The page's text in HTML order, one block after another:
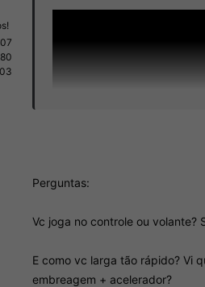
Perguntas:
Vc joga no controle ou volante?
E como vc larga tão rápido? Vi
embreagem + acelerador?